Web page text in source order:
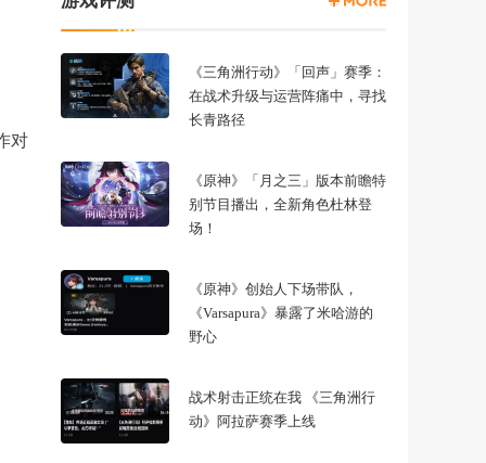
对
《三角洲行动》「回声」赛季：
在战术升级与运营阵痛中，寻找
长青路径
《原神》「月之三」版本前瞻特
别节目播出，全新角色杜林登
场！
《原神》创始人下场带队，
《Varsapura》暴露了米哈游的
野心
战术射击正统在我 《三角洲行
动》阿拉萨赛季上线